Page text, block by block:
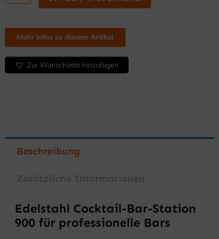
Mehr Infos zu diesem Artikel
Zur Wunschliste hinzufügen
Beschreibung
Edelstahl Cocktail-Bar-Station
900 für professionelle Bars